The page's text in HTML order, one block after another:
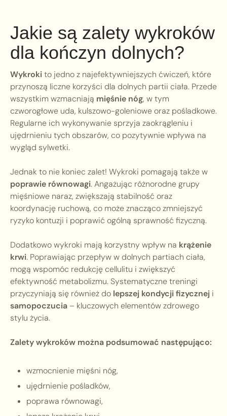
Jakie są zalety wykroków
dla kończyn dolnych?
Wykrokito jedno z najefektywniejszych ćwiczeń, które
przynoszą liczne korzyści dla dolnych partii ciała. Przede
wszystkim wzmacniają mięśnie nóg, w tym
czworogłowe uda, kulszowo-goleniowe oraz pośladkowe.
Regularne ich wykonywanie sprzyja zaokrągleniu i
ujędrnieniu tych obszarów, co pozytywnie wpływa na
wygląd sylwetki.
Jednak to nie koniec zalet! Wykroki pomagają także w
poprawie równowagi. Angażując różnorodne grupy
mięśniowe naraz, zwiększają stabilność oraz
koordynację ruchową, co może znacząco zmniejszyć
ryzyko kontuzji i poprawić ogólną sprawność fizyczną.
Dodatkowo wykroki mają korzystny wpływ na krążenie
krwi. Poprawiając przepływ w dolnych partiach ciała,
mogą wspomóc redukcję cellulitu i zwiększyć
efektywność metabolizmu. Systematyczne treningi
przyczyniają się również do lepszej kondycji fizycznej i
samopoczucia– kluczowych elementów zdrowego
stylu życia.
Zalety wykroków można podsumować następująco:
wzmocnienie mięśni nóg,
ujędrnienie pośladków,
poprawa równowagi,